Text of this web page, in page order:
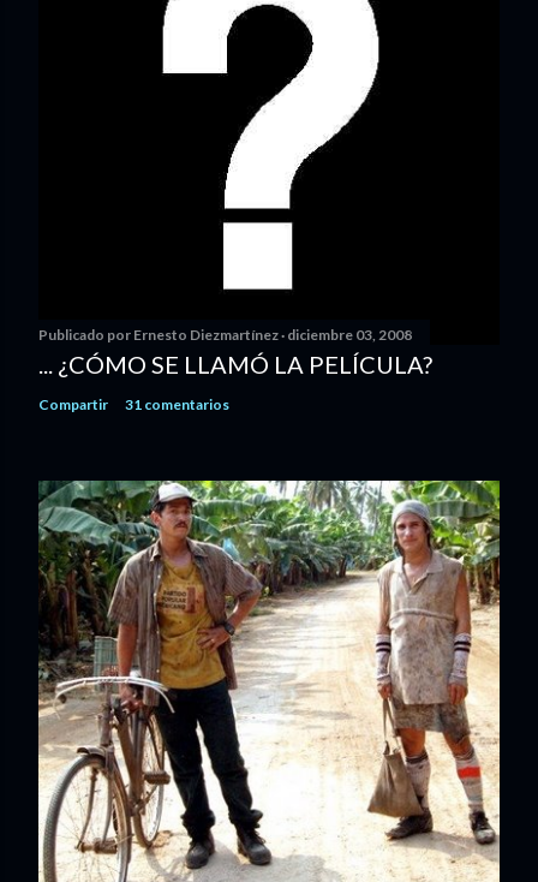
Publicado por Ernesto Diezmartínez diciembre 03, 2008
... ¿CÓMO SE LLAMÓ LA PELÍCULA?
Compartir 31 comentarios